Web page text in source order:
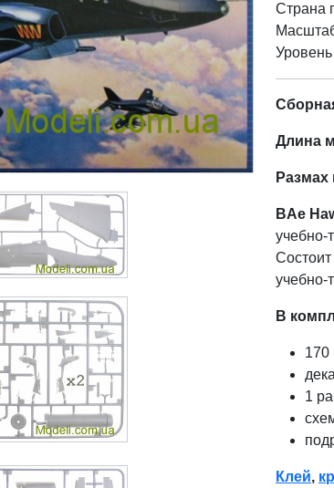
Страна
Длина
BAe
учебно-
учебно-
В
170
1
Клей,